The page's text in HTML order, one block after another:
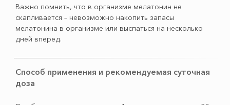
Важно помнить, что в организме мелатонин не
скапливается – невозможно накопить запасы
мелатонина в организме или выспаться на несколько
дней вперед.
Способ применения и рекомендуемая суточная
доза